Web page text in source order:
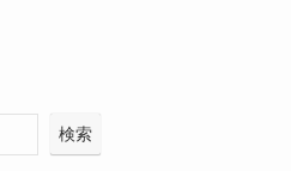
検索